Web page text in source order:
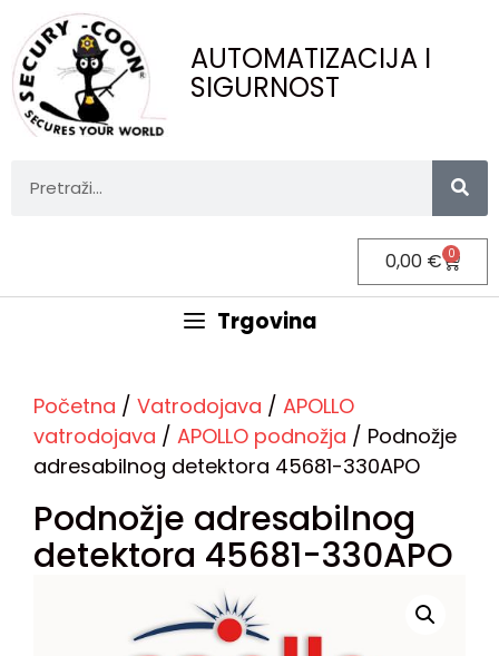
AUTOMATIZACIJA I
SIGURNOST
0,00 € 0
Trgovina
Početna / Vatrodojava / APOLLO
vatrodojava / APOLLO podnožja / Podnožje
adresabilnog detektora 45681-330APO
Podnožje adresabilnog
detektora 45681-330APO